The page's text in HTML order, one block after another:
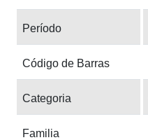
Período
Código de Barras
Categoria
Familia